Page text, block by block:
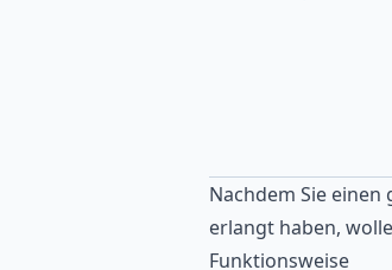
Nachdem Sie
erlangt haben,
Funktionsweise